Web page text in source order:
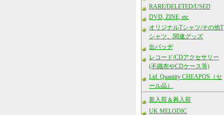
RARE/DELETED/USED
DVD, ZINE, etc
オリジナルTシャツ/その他T
シャツ、関連グッズ
缶バッヂ
レコード/CDアクセサリー
(不織布やCDケース等)
Ltd. Quantity CHEAPOS（セ
ール品）
新入荷＆再入荷
UK MELODIC